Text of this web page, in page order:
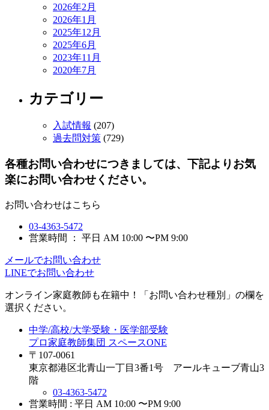
2026年2月
2026年1月
2025年12月
2025年6月
2023年11月
2020年7月
カテゴリー
入試情報 (207)
過去問対策 (729)
各種お問い合わせにつきましては、下記よりお気
楽にお問い合わせください。
お問い合わせはこちら
03-4363-5472
営業時間 ： 平日 AM 10:00 〜PM 9:00
メールでお問い合わせ
LINEでお問い合わせ
オンライン家庭教師 も在籍中！「お問い合わせ種別」の欄を
選択ください。
中学/高校/大学受験・医学部受験
プロ家庭教師集団 スペースONE
〒107-0061
東京都港区北青山一丁目3番1号 アールキューブ青山3
階
03-4363-5472
営業時間 : 平日 AM 10:00 〜PM 9:00